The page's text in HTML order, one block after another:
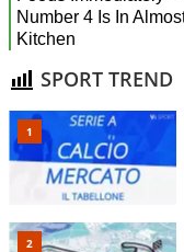
SPORT TREND